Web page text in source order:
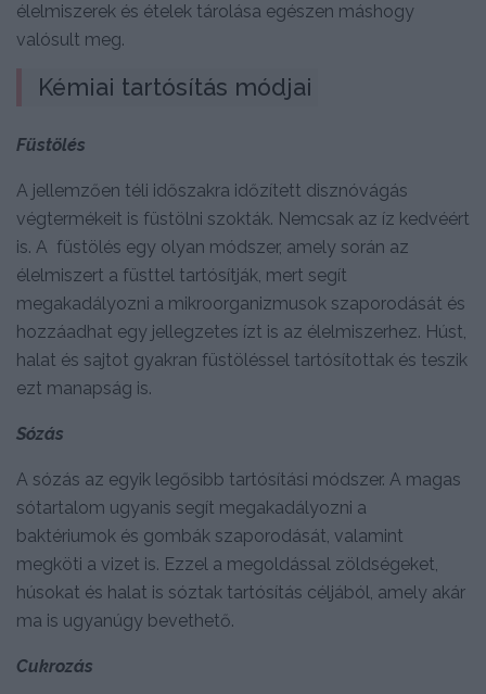
élelmiszerek és ételek tárolása egészen máshogy
valósult meg.
Kémiai tartósítás módjai
Füstölés
A jellemzően téli időszakra időzített disznóvágás
végtermékeit is füstölni szokták. Nemcsak az íz kedvéért
is. A füstölés egy olyan módszer, amely során az
élelmiszert a füsttel tartósítják, mert segít
megakadályozni a mikroorganizmusok szaporodását és
hozzáadhat egy jellegzetes ízt is az élelmiszerhez. Húst,
halat és sajtot gyakran füstöléssel tartósítottak és teszik
ezt manapság is.
Sózás
A sózás az egyik legősibb tartósítási módszer. A magas
sótartalom ugyanis segít megakadályozni a
baktériumok és gombák szaporodását, valamint
megköti a vizet is. Ezzel a megoldással zöldségeket,
húsokat és halat is sóztak tartósítás céljából, amely akár
ma is ugyanúgy bevethető.
Cukrozás